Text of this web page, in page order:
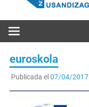
euroskola
Publicada el 07/04/2017